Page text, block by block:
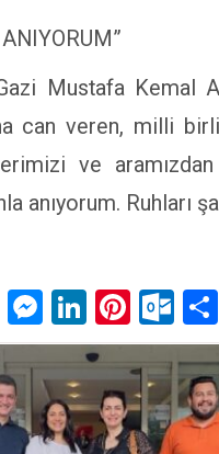
Mustafa Kemal
can veren, milli
ve aramızdan
anıyorum. Ruhları
EmailMessenger
LinkedIn